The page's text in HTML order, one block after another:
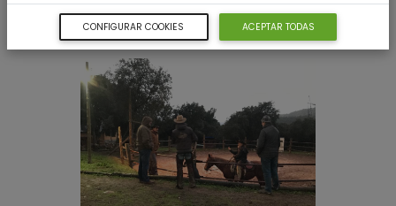
CONFIGURAR COOKIES ACEPTAR TODAS